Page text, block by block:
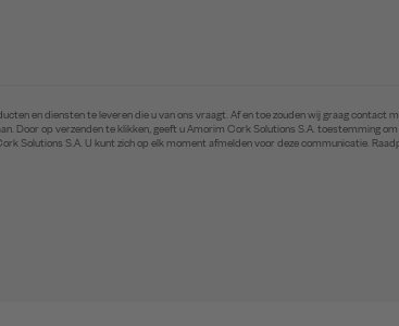
en diensten te leveren die u van ons vraagt. Af en toe zouden wij graag contact
Door op verzenden te klikken, geeft u Amorim Cork Solutions S.A. toestemming
Solutions S.A. U kunt zich op elk moment afmelden voor deze communicatie.